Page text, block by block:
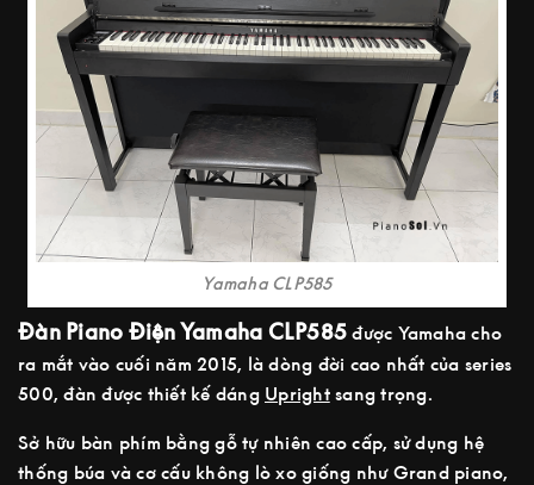
Yamaha CLP585
Đàn Piano Điện Yamaha CLP585 được Yamaha cho
ra mắt vào cuối năm 2015, là dòng đời cao nhất của series
500, đàn được thiết kế dáng Uprightsang trọng.
Sở hữu bàn phím bằng gỗ tự nhiên cao cấp, sử dụng hệ
thống búa và cơ cấu không lò xo giống như Grand piano,